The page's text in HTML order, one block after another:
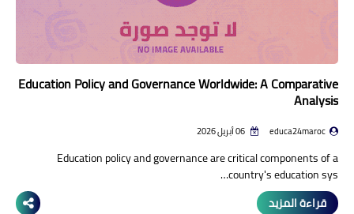
الشؤون الاجتماعية لأسرة
التعليم
Education Policy and Governance Worldwide: A Comparative
Analysis
educa24maroc
Education policy and governance are critical components of a
country's education sys…
قراءة المزيد